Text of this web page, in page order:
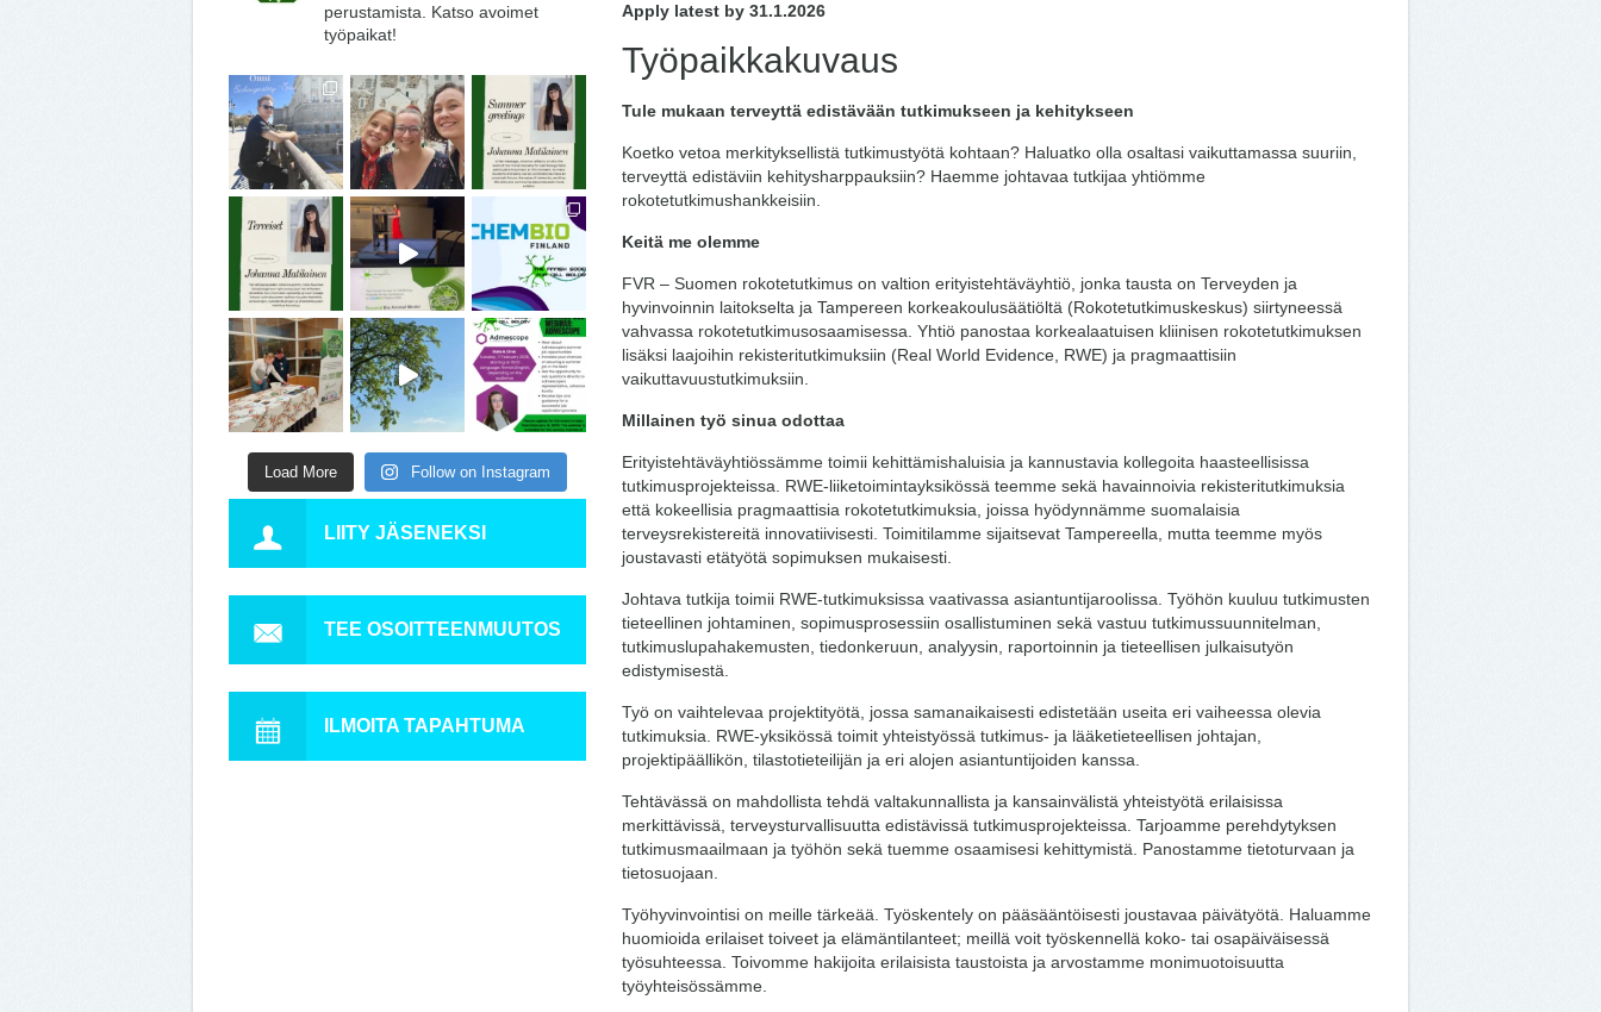
perustamista. Katso avoimet
työpaikat!
Load More Follow on Instagram
LIITY JÄSENEKSI
TEE OSOITTEENMUUTOS
ILMOITA TAPAHTUMA
Apply latest by 31.1.2026
Työpaikkakuvaus
Tule mukaan terveyttä edistävään tutkimukseen ja kehitykseen
Koetko vetoa merkityksellistä tutkimustyötä kohtaan? Haluatko olla osaltasi vaikuttamassa suuriin,
terveyttä edistäviin kehitysharppauksiin? Haemme johtavaa tutkijaa yhtiömme
rokotetutkimushankkeisiin.
Keitä me olemme
FVR – Suomen rokotetutkimus on valtion erityistehtäväyhtiö, jonka tausta on Terveyden ja
hyvinvoinnin laitokselta ja Tampereen korkeakoulusäätiöltä (Rokotetutkimuskeskus) siirtyneessä
vahvassa rokotetutkimusosaamisessa. Yhtiö panostaa korkealaatuisen kliinisen rokotetutkimuksen
lisäksi laajoihin rekisteritutkimuksiin (Real World Evidence, RWE) ja pragmaattisiin
vaikuttavuustutkimuksiin.
Millainen työ sinua odottaa
Erityistehtäväyhtiössämme toimii kehittämishaluisia ja kannustavia kollegoita haasteellisissa
tutkimusprojekteissa. RWE-liiketoimintayksikössä teemme sekä havainnoivia rekisteritutkimuksia
että kokeellisia pragmaattisia rokotetutkimuksia, joissa hyödynnämme suomalaisia
terveysrekistereitä innovatiivisesti. Toimitilamme sijaitsevat Tampereella, mutta teemme myös
joustavasti etätyötä sopimuksen mukaisesti.
Johtava tutkija toimii RWE-tutkimuksissa vaativassa asiantuntijaroolissa. Työhön kuuluu tutkimusten
tieteellinen johtaminen, sopimusprosessiin osallistuminen sekä vastuu tutkimussuunnitelman,
tutkimuslupahakemusten, tiedonkeruun, analyysin, raportoinnin ja tieteellisen julkaisutyön
edistymisestä.
Työ on vaihtelevaa projektityötä, jossa samanaikaisesti edistetään useita eri vaiheessa olevia
tutkimuksia. RWE-yksikössä toimit yhteistyössä tutkimus- ja lääketieteellisen johtajan,
projektipäällikön, tilastotieteilijän ja eri alojen asiantuntijoiden kanssa.
Tehtävässä on mahdollista tehdä valtakunnallista ja kansainvälistä yhteistyötä erilaisissa
merkittävissä, terveysturvallisuutta edistävissä tutkimusprojekteissa. Tarjoamme perehdytyksen
tutkimusmaailmaan ja työhön sekä tuemme osaamisesi kehittymistä. Panostamme tietoturvaan ja
tietosuojaan.
Työhyvinvointisi on meille tärkeää. Työskentely on pääsääntöisesti joustavaa päivätyötä. Haluamme
huomioida erilaiset toiveet ja elämäntilanteet; meillä voit työskennellä koko- tai osapäiväisessä
työsuhteessa. Toivomme hakijoita erilaisista taustoista ja arvostamme monimuotoisuutta
työyhteisössämme.